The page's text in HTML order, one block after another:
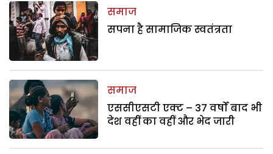
समाज
सपना है सामाजिक स्वतंत्रता
समाज
एससीएसटी एक्ट – 37 वर्षों बाद भी
देश वहीं का वहीं और भेद जारी